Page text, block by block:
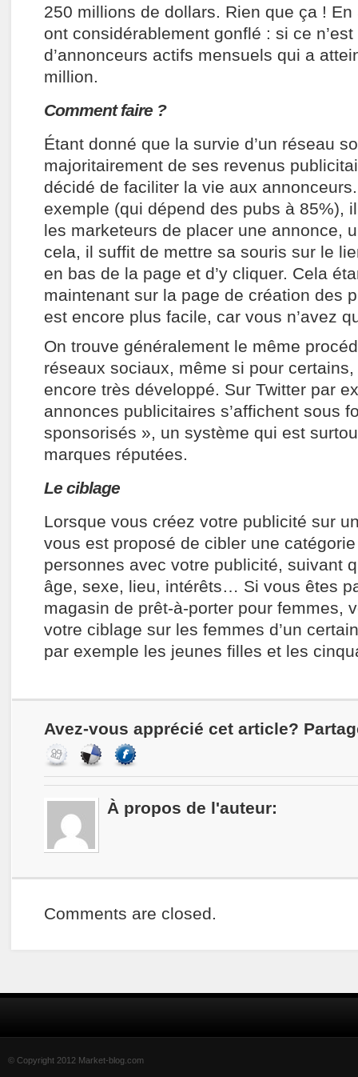
250 millions de dollars. Rien que ça !
ont considérablement gonflé : si ce
d’annonceurs actifs mensuels qui a
million.
Comment faire ?
Étant donné que la survie d’un réseau
majoritairement de ses revenus
décidé de faciliter la vie aux
exemple (qui dépend des pubs à 85%),
les marketeurs de placer une annonce,
cela, il suffit de mettre sa souris sur le
en bas de la page et d’y cliquer. Cela
maintenant sur la page de création des
est encore plus facile, car vous n’avez
On trouve généralement le même
réseaux sociaux, même si pour certains,
encore très développé. Sur Twitter par
annonces publicitaires s’affichent sous
sponsorisés », un système qui est
marques réputées.
Le ciblage
Lorsque vous créez votre publicité sur
vous est proposé de cibler une
personnes avec votre publicité, suivant
âge, sexe, lieu, intérêts… Si vous êtes
magasin de prêt-à-porter pour femmes,
votre ciblage sur les femmes d’un
par exemple les jeunes filles et les
Avez-vous apprécié cet article?
À propos de l'auteur:
Comments are closed.
© Copyright 2012 Market-blog.com